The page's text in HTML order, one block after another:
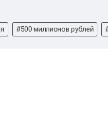
#500 миллионов рублей